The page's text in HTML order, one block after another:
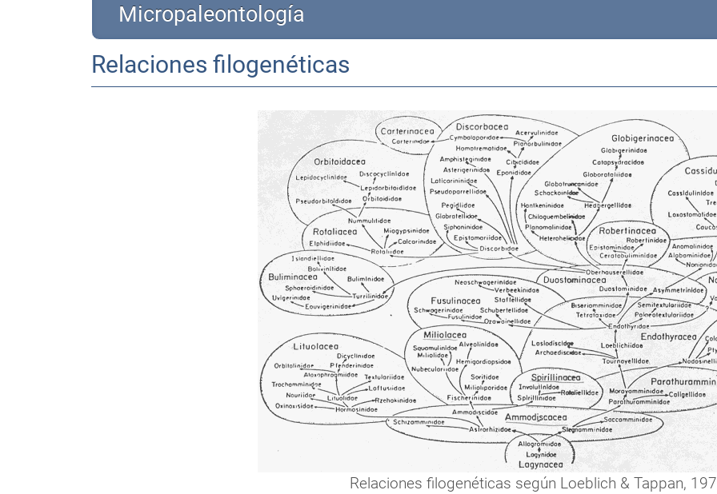
Micropaleontología
Relaciones filogenéticas
Relaciones filogenéticas según Loeblich & Tappan,